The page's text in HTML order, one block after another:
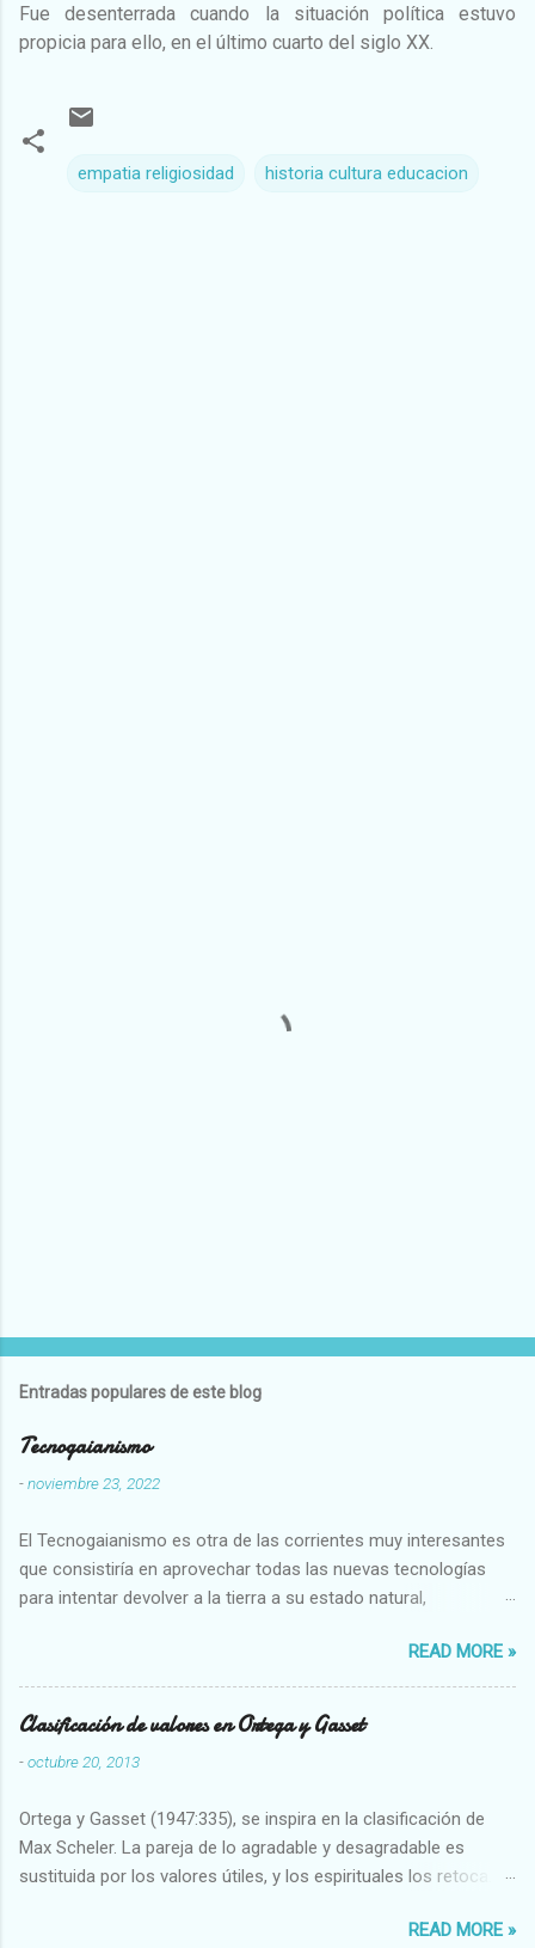
Fue desenterrada cuando la situación política estuvo
propicia para ello, en el último cuarto del siglo XX.
empatia religiosidad historia cultura educacion
Entradas populares de este blog
Tecnogaianismo
-noviembre 23, 2022
El Tecnogaianismo es otra de las corrientes muy interesantes
que consistiría en aprovechar todas las nuevas tecnologías
para intentar devolver a la tierra a su estado natural,
READ MORE »
Clasificación de valores en Ortega y Gasset
-octubre 20, 2013
Ortega y Gasset (1947:335), se inspira en la clasificación de
Max Scheler. La pareja de lo agradable y desagradable es
sustituida por los valores útiles, y los espirituales los retoca.
Abundante-Escaso,etc 2 VITALES Sano-Enfermo Selecto-
READ MORE »